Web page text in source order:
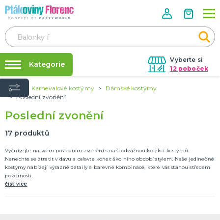
Vyberte si
12 poboček
Půjčovna kostýmů
Nafukování balónků
Prodejny
Rozvoz
Párty Blog
O nás
Kategorie
ROZLUČKA SE SVOBODOU
Doplňky pro družičky
Doplňky pro mládence
Balonky a girlandy
Výzdoba a dekorace
Fotokoutek
Originální dárky
Další doplňky
Společenské hry
DALŠÍ KATEGORIE
HALLOWEEN
Kostýmy
Doplňky
Úvod Karnevalové kostýmy
Dámské kostýmy
Poslední zvonění
Poslední zvonění
17 produktů
Vyčnívejte na svém posledním zvonění s naší odvážnou kolekcí kostýmů.
Nenechte se ztratit v davu a oslavte konec školního období stylem. Naše jedinečné
kostýmy nabízejí výrazné detaily a barevné kombinace, které vás stanou středem
pozornosti.
číst více